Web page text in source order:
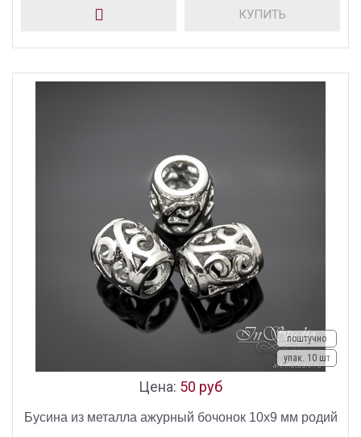
КУПИТЬ
поштучно
упак. 10 шт
Цена: 50 руб
Бусина из металла ажурный бочонок 10х9 мм родий